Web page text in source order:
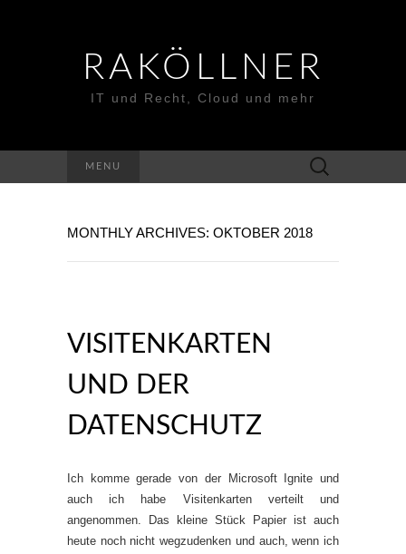
RAKÖLLNER
IT und Recht, Cloud und mehr
MENU
Suchen
nach:
MONTHLY ARCHIVES: OKTOBER 2018
VISITENKARTEN
UND DER
DATENSCHUTZ
Ich komme gerade von der Microsoft Ignite und
auch ich habe Visitenkarten verteilt und
angenommen. Das kleine Stück Papier ist auch
heute noch nicht wegzudenken und auch, wenn ich